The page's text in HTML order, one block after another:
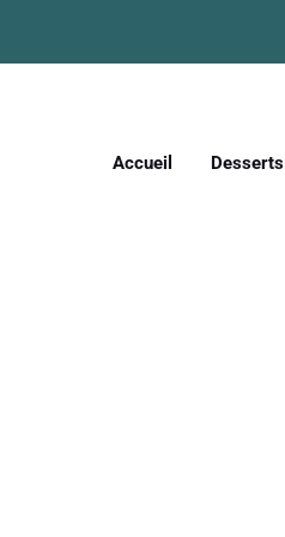
Accueil Desserts